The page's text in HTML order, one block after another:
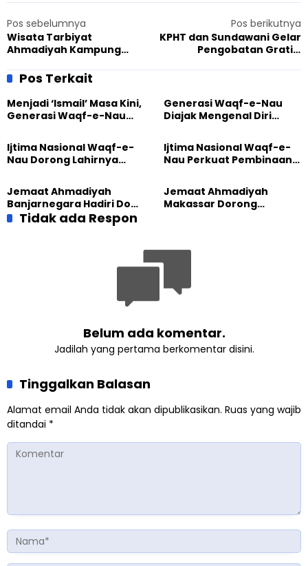
Pos sebelumnya
Wisata Tarbiyat
Ahmadiyah Kampung
Persaudaraan dan
Kekeluargaan
Pos berikutnya
KPHT dan Sundawani Gelar
Pengobatan Gratis,
Tasikmalaya: Semoga
Pos Terkait
Menjadi ‘Ismail’ Masa Kini,
Generasi Waqf-e-Nau
Pengabdian
Generasi Waqf-e-Nau
Diajak Mengenal Diri
Dunia
Ijtima Nasional Waqf-e-
Nau Dorong Lahirnya
yang Militan
Ijtima Nasional Waqf-e-
Nau Perkuat Pembinaan
Masa Depan
Jemaat Ahmadiyah
Banjarnegara Hadiri Doa
Bersama Tasyakuran
Jemaat Ahmadiyah
Makassar Dorong
Tidak ada Respon
Belum ada komentar.
Jadilah yang pertama berkomentar disini.
Tinggalkan Balasan
Alamat email Anda tidak akan dipublikasikan. Ruas yang wajib
ditandai *